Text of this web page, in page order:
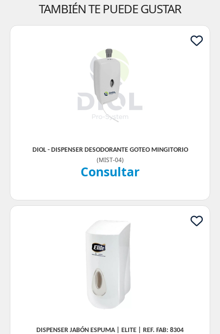
TAMBIÉN TE PUEDE GUSTAR
DIOL - DISPENSER DESODORANTE GOTEO MINGITORIO
(MIST-04)
Consultar
DISPENSER JABÓN ESPUMA | ELITE | REF. FAB: 8304